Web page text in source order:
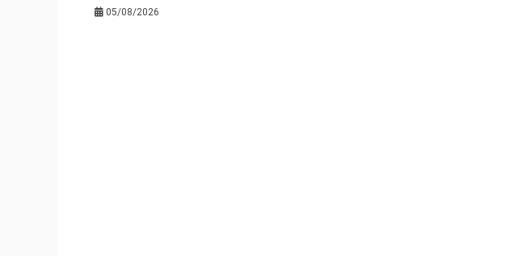
05/08/2026